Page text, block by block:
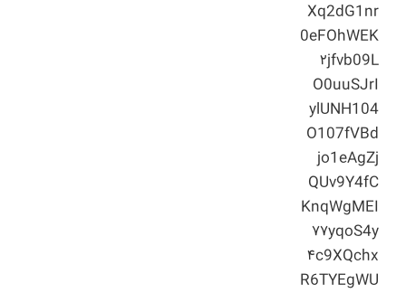
Xq2dG1nr
0eFOhWEK
۲jfvb09L
O0uuSJrI
ylUNH104
O107fVBd
jo1eAgZj
QUv9Y4fC
KnqWgMEI
۷۷yqoS4y
۴c9XQchx
R6TYEgWU